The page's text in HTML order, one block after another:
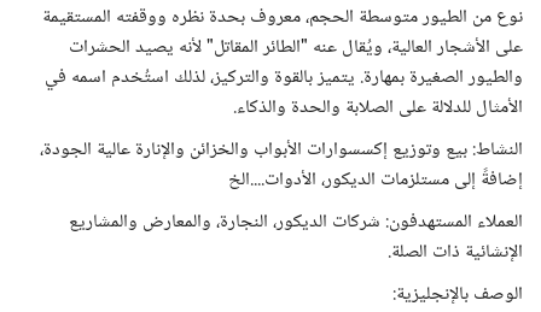
نوع من الطيور متوسطة الحجم، معروف بحدة نظره ووقفته المستقيمة
على الأشجار العالية، ويُقال عنه "الطائر المقاتل" لأنه يصيد الحشرات
والطيور الصغيرة بمهارة. يتميز بالقوة والتركيز، لذلك استُخدم اسمه في
الأمثال للدلالة على الصلابة والحدة والذكاء.
النشاط: بيع وتوزيع إكسسوارات الأبواب والخزائن والإنارة عالية الجودة،
إضافةً إلى مستلزمات الديكور، الأدوات....الخ
العملاء المستهدفون: شركات الديكور، النجارة، والمعارض والمشاريع
الإنشائية ذات الصلة.
الوصف بالإنجليزية: